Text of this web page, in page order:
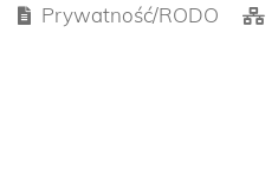
Prywatność/RODO